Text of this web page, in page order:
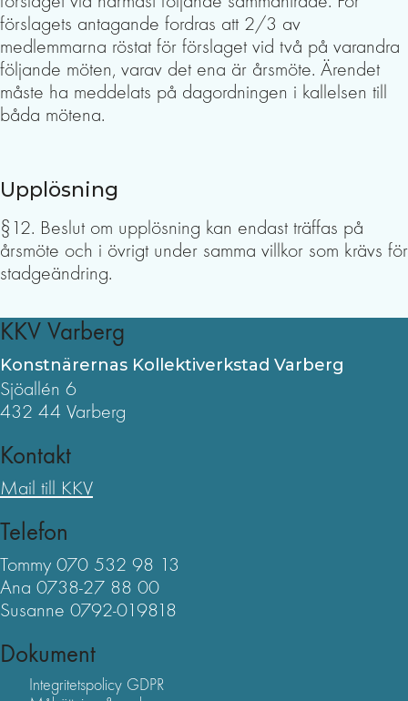
förslagets antagande fordras att 2/3 av
medlemmarna röstat för förslaget vid två på varandra
följande möten, varav det ena är årsmöte. Ärendet
måste ha meddelats på dagordningen i kallelsen till
båda mötena.
Upplösning
§12. Beslut om upplösning kan endast träffas på
årsmöte och i övrigt under samma villkor som krävs för
stadgeändring.
KKV Varberg
Konstnärernas Kollektiverkstad Varberg
Sjöallén 6
432 44 Varberg
Kontakt
Mail till KKV
Telefon
Tommy 070 532 98 13
Ana 0738-27 88 00
Susanne 0792-019818
Dokument
Integritetspolicy GDPR